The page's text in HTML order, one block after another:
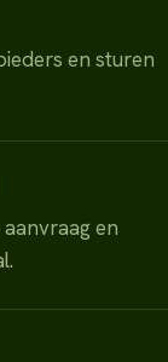
en sturen
en